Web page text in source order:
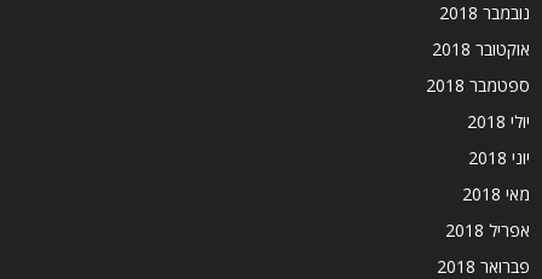
נובמבר 2018
אוקטובר 2018
ספטמבר 2018
יולי 2018
יוני 2018
מאי 2018
אפריל 2018
פברואר 2018